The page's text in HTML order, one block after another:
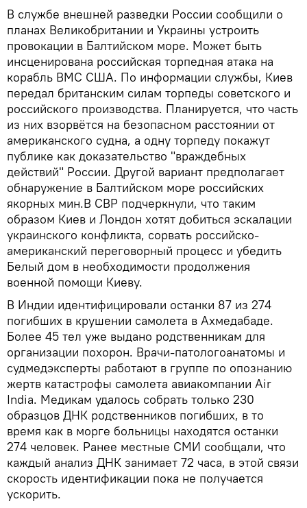
В службе внешней разведки России сообщили о
планах Великобритании и Украины устроить
провокации в Балтийском море. Может быть
инсценирована российская торпедная атака на
корабль ВМС США. По информации службы, Киев
передал британским силам торпеды советского и
российского производства. Планируется, что часть
из них взорвётся на безопасном расстоянии от
американского судна, а одну торпеду покажут
публике как доказательство "враждебных
действий" России. Другой вариант предполагает
обнаружение в Балтийском море российских
якорных мин.В СВР подчеркнули, что таким
образом Киев и Лондон хотят добиться эскалации
украинского конфликта, сорвать российско-
американский переговорный процесс и убедить
Белый дом в необходимости продолжения
военной помощи Киеву.
В Индии идентифицировали останки 87 из 274
погибших в крушении самолета в Ахмедабаде.
Более 45 тел уже выдано родственникам для
организации похорон. Врачи-патологоанатомы и
судмедэксперты работают в группе по опознанию
жертв катастрофы самолета авиакомпании Air
India. Медикам удалось собрать только 230
образцов ДНК родственников погибших, в то
время как в морге больницы находятся останки
274 человек. Ранее местные СМИ сообщали, что
каждый анализ ДНК занимает 72 часа, в этой связи
скорость идентификации пока не получается
ускорить.